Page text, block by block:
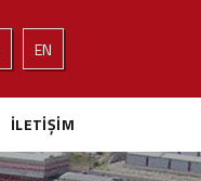
EN
İLETİŞİM